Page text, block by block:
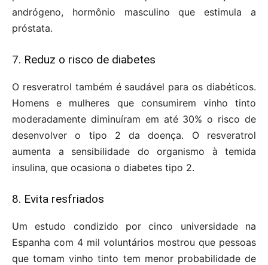
andrógeno, hormônio masculino que estimula a
próstata.
7. Reduz o risco de diabetes
O resveratrol também é saudável para os diabéticos.
Homens e mulheres que consumirem vinho tinto
moderadamente diminuíram em até 30% o risco de
desenvolver o tipo 2 da doença. O resveratrol
aumenta a sensibilidade do organismo à temida
insulina, que ocasiona o diabetes tipo 2.
8. Evita resfriados
Um estudo condizido por cinco universidade na
Espanha com 4 mil voluntários mostrou que pessoas
que tomam vinho tinto tem menor probabilidade de